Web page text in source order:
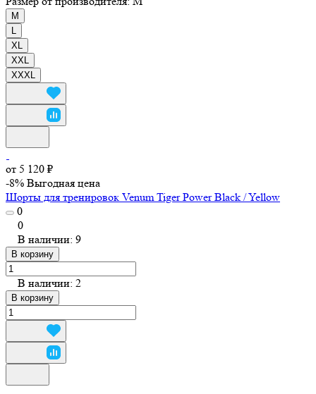
M
XL
XXL
XXXL
от 5 120 ₽
-8% Выгодная цена
Шорты для тренировок Venum Tiger Power Black / Yellow
0
0
В наличии: 9
В корзину
В наличии: 2
В корзину